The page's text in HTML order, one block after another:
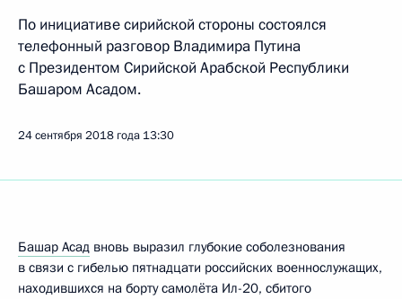
По инициативе сирийской стороны состоялся
телефонный разговор Владимира Путина
с Президентом Сирийской Арабской Республики
Башаром Асадом.
24 сентября 2018 года 13:30
Башар Асад вновь выразил глубокие соболезнования
в связи с гибелью пятнадцати российских военнослужащих,
находившихся на борту самолёта Ил-20, сбитого